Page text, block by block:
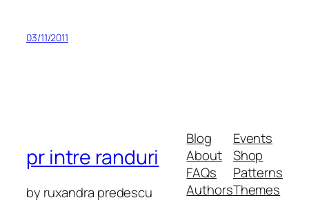
03/11/2011
pr intre randuri
by ruxandra predescu
Blog
About
FAQs
Authors
Events
Shop
Patterns
Themes